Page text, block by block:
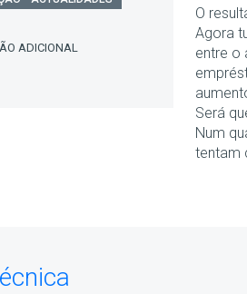
ADICIONAL
O
Agora
entre o
Será
Num
tentam